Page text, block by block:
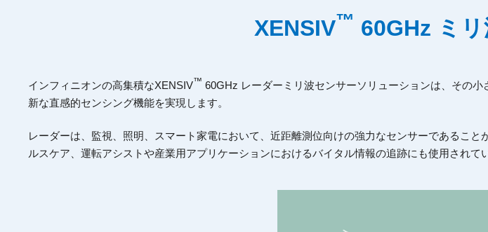
XENSIV™ 60GHz ミ
インフィニオンの高集積なXENSIV™ 60GHz レーダーミリ波センサーソリューションは、その
新な直感的センシング機能を実現します。
レーダーは、監視、照明、スマート家電において、近距離測位向けの強力なセンサーであるこ
ルスケア、運転アシストや産業用アプリケーションにおけるバイタル情報の追跡にも使用されて